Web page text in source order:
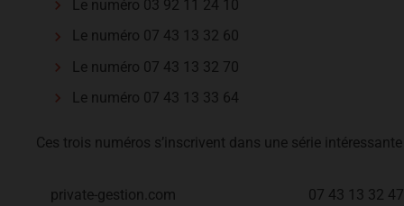
Le numéro 03 92 11 24 10
Le numéro 07 43 13 32 60
Le numéro 07 43 13 32 70
Le numéro 07 43 13 33 64
Ces trois numéros s’inscrivent dans une série
private-gestion.com 07 43 13 32 47